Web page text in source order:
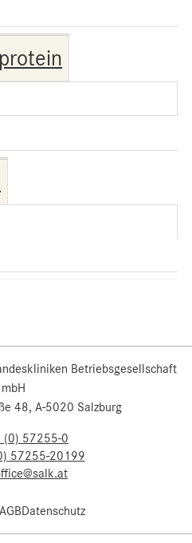
Betriebsgesellschaft
mbH
48, A-5020 Salzburg
(0) 57255-0
57255-20199
AGBDatenschutz